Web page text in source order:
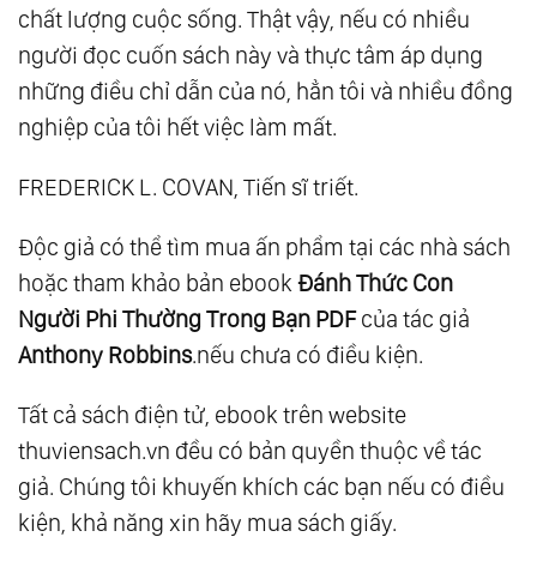
chất lượng cuộc sống. Thật vậy, nếu có nhiều
người đọc cuốn sách này và thực tâm áp dụng
những điều chỉ dẫn của nó, hẳn tôi và nhiều đồng
nghiệp của tôi hết việc làm mất.
FREDERICK L. COVAN, Tiến sĩ triết.
Độc giả có thể tìm mua ấn phẩm tại các nhà sách
hoặc tham khảo bản ebook Đánh Thức Con
Người Phi Thường Trong Bạn PDFcủa tác giả
Anthony Robbins.nếu chưa có điều kiện.
Tất cả sách điện tử, ebook trên website
thuviensach.vn đều có bản quyền thuộc về tác
giả. Chúng tôi khuyến khích các bạn nếu có điều
kiện, khả năng xin hãy mua sách giấy.